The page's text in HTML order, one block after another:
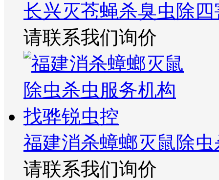
长兴灭苍蝇杀臭虫除
请联系我们询价
福建消杀蟑螂灭鼠除
请联系我们询价